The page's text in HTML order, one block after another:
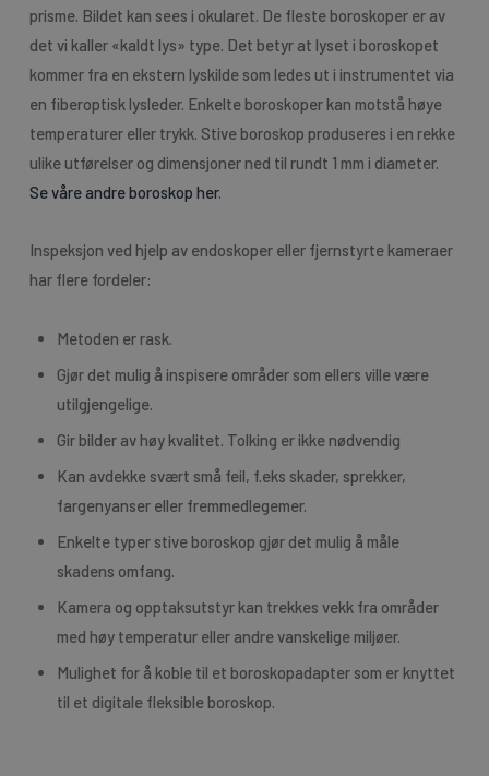
prisme. Bildet kan sees i okularet. De fleste boroskoper er av
det vi kaller «kaldt lys» type. Det betyr at lyset i boroskopet
kommer fra en ekstern lyskilde som ledes ut i instrumentet via
en fiberoptisk lysleder. Enkelte boroskoper kan motstå høye
temperaturer eller trykk. Stive boroskop produseres i en rekke
ulike utførelser og dimensjoner ned til rundt 1 mm i diameter.
Se våre andre boroskop her.
Inspeksjon ved hjelp av endoskoper eller fjernstyrte kameraer
har flere fordeler:
Metoden er rask.
Gjør det mulig å inspisere områder som ellers ville være
utilgjengelige.
Gir bilder av høy kvalitet. Tolking er ikke nødvendig
Kan avdekke svært små feil, f.eks skader, sprekker,
fargenyanser eller fremmedlegemer.
Enkelte typer stive boroskop gjør det mulig å måle
skadens omfang.
Kamera og opptaksutstyr kan trekkes vekk fra områder
med høy temperatur eller andre vanskelige miljøer.
Mulighet for å koble til et boroskopadapter som er knyttet
til et digitale fleksible boroskop.